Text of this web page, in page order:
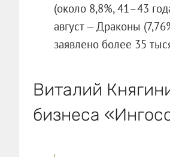
(около 8,8%, 41–43
август — Драконы
заявлено более 35
Виталий
бизнеса